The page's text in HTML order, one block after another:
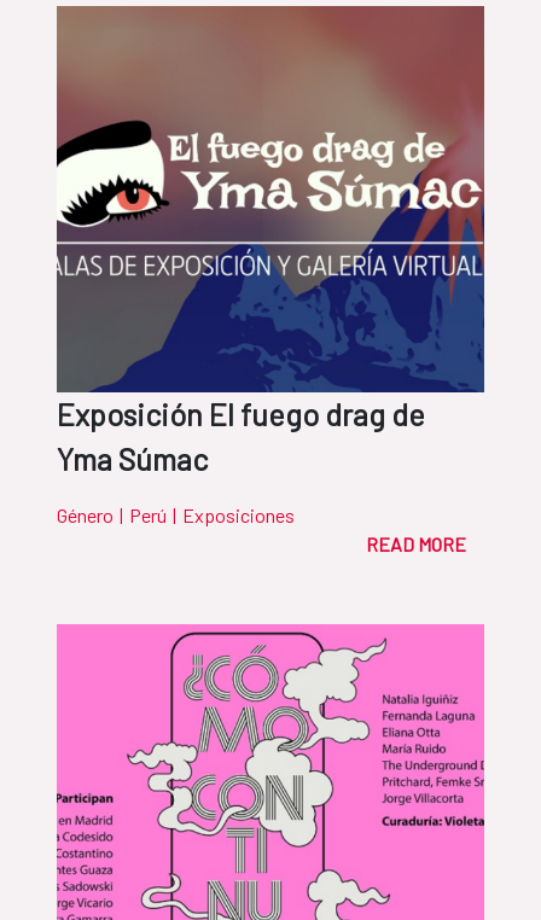
Exposición El fuego drag de
Yma Súmac
Género | Perú | Exposiciones
READ MORE